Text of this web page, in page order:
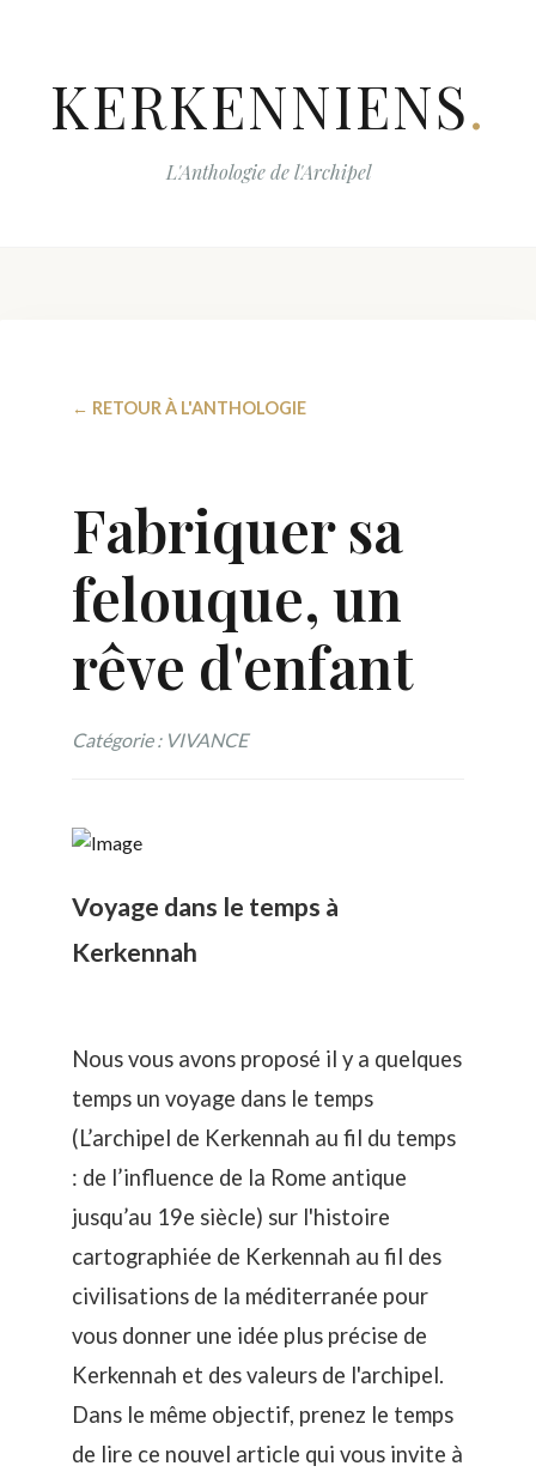
KERKENNIENS.
L'Anthologie de l'Archipel
← RETOUR À L'ANTHOLOGIE
Fabriquer sa
felouque, un
rêve d'enfant
Catégorie : VIVANCE
Voyage dans le temps à
Kerkennah
Nous vous avons proposé il y a quelques
temps un voyage dans le temps
(L’archipel de Kerkennah au fil du temps
: de l’influence de la Rome antique
jusqu’au 19e siècle) sur l'histoire
cartographiée de Kerkennah au fil des
civilisations de la méditerranée pour
vous donner une idée plus précise de
Kerkennah et des valeurs de l'archipel.
Dans le même objectif, prenez le temps
de lire ce nouvel article qui vous invite à